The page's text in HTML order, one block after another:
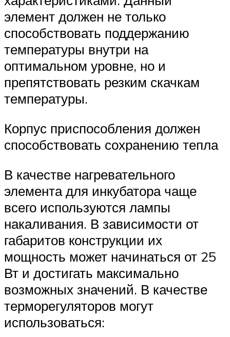
элемент должен не только
способствовать поддержанию
температуры внутри на
оптимальном уровне, но и
препятствовать резким скачкам
температуры.
Корпус приспособления должен
способствовать сохранению тепла
В качестве нагревательного
элемента для инкубатора чаще
всего используются лампы
накаливания. В зависимости от
габаритов конструкции их
мощность может начинаться от 25
Вт и достигать максимально
возможных значений. В качестве
терморегуляторов могут
использоваться: